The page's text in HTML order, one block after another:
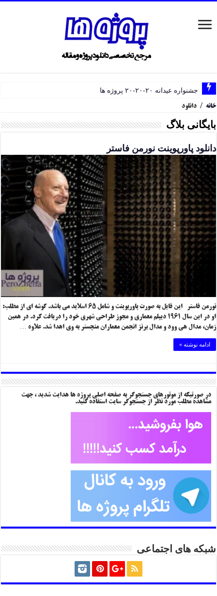
جشنواره عیدانه ۲۰-۲۰-۲۰ پروژه ها
خانه / دانلود
بایگانی بلاگ
دانلود پاورپوینت نورمن فاستر
نورمن فاستر این فایل به صورت پاورپوینت و شامل ۶۵ اسلاید می باشد. گوشه ای از مطلب:
او در این سال ۱۹۶۱ دیپلم معماری و مجوز طراحی شهری خود را دریافت کرد. در همین
زمان، مدال هی وود و مدال برنز انجمن معماران منچستر به وی اهدا شد. علاوه …
ادامه نوشته »
در صورتیکه از موتورهای جستجوگر به صفحه اصلی پروژه ها هدایت شدید ، جهت
مشاهده مطلب مورد نظر از جستجوگر سایت استفاده کنید.
شبکه های اجتماعی